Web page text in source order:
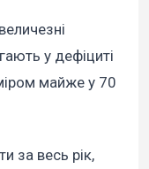
у дефіциті
майже у 70
за весь рік,